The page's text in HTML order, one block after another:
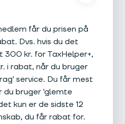
får du prisen på
Dvs. hvis du det
300 kr. for TaxHelper+,
i rabat, når du bruger
service. Du får mest
du bruger 'glemte
kun er de sidste 12
du får rabat for.